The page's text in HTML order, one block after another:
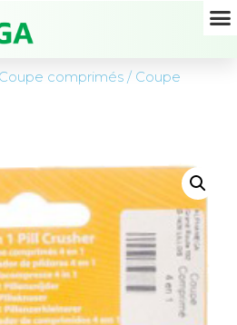
Coupe comprimés / Coupe